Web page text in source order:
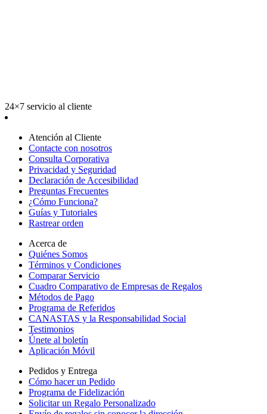
24×7 servicio al cliente
Atención al Cliente
Contacte con nosotros
Consulta Corporativa
Privacidad y Seguridad
Declaración de Accesibilidad
Preguntas Frecuentes
¿Cómo Funciona?
Guías y Tutoriales
Rastrear orden
Acerca de
Quiénes Somos
Términos y Condiciones
Comparar Servicio
Cuadro Comparativo de Empresas de Regalos
Métodos de Pago
Programa de Referidos
CANASTAS y la Responsabilidad Social
Testimonios
Únete al boletín
Aplicación Móvil
Pedidos y Entrega
Cómo hacer un Pedido
Programa de Fidelización
Solicitar un Regalo Personalizado